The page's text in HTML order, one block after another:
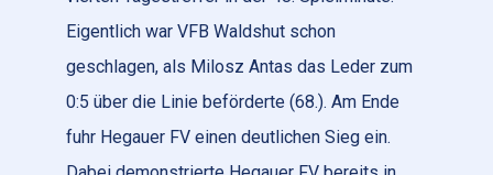
Eigentlich war VFB Waldshut schon
geschlagen, als Milosz Antas das Leder zum
0:5 über die Linie beförderte (68.). Am Ende
fuhr Hegauer FV einen deutlichen Sieg ein.